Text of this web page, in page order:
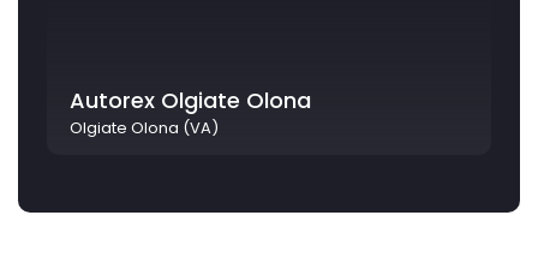
Autorex Olgiate Olona
Olgiate Olona (VA)